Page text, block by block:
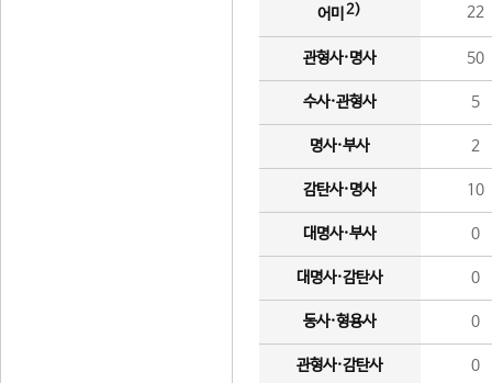
어미 2) 22
관형사·명사 50
수사·관형사 5
명사·부사 2
감탄사·명사 10
대명사·부사 0
대명사·감탄사 0
동사·형용사 0
관형사·감탄사 0